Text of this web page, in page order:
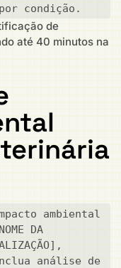
condição.
de
até 40 minutos na
ambiental
DA
Inclua análise de